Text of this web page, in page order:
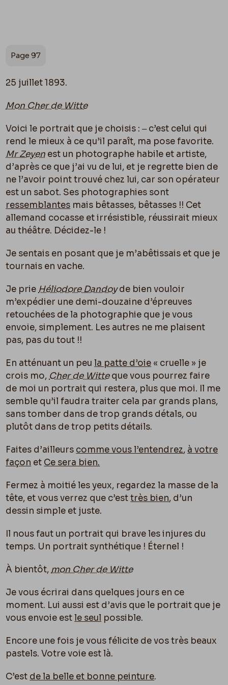
Page 97
25 juillet 1893.
Mon Cher de Witte
Voici le portrait que je choisis : ‒ c’est celui qui
rend le mieux à ce qu’il paraît, ma pose favorite.
Mr Zeyen est un photographe habile et artiste,
d’après ce que j’ai vu de lui, et je regrette bien de
ne l’avoir point trouvé chez lui, car son opérateur
est un sabot. Ses photographies sont
ressemblantes mais bêtasses, bêtasses !! Cet
allemand cocasse et irrésistible, réussirait mieux
au théâtre. Décidez-le !
Je sentais en posant que je m’abêtissais et que je
tournais en vache.
Je prie Héliodore Dandoyde bien vouloir
m’expédier une demi-douzaine d’épreuves
retouchées de la photographie que je vous
envoie, simplement. Les autres ne me plaisent
pas, pas du tout !!
En atténuant un peula patte d’oie « cruelle » je
crois mo, Cher de Witteque vous pourrez faire
de moi un portrait qui restera, plus que moi. Il me
semble qu’il faudra traiter cela par grands plans,
sans tomber dans de trop grands détals, ou
plutôt dans de trop petits détails.
Faites d’ailleurs comme vous l’entendrez, à votre
façon et Ce sera bien.
Fermez à moitié les yeux, regardez la masse de la
tête, et vous verrez que c’esttrès bien, d’un
dessin simple et juste.
Il nous faut un portrait qui brave les injures du
temps. Un portrait synthétique ! Éternel !
À bientôt, mon Cher de Witte
Je vous écrirai dans quelques jours en ce
moment. Lui aussi est d’avis que le portrait que je
vous envoie estle seul possible.
Encore une fois je vous félicite de vos très beaux
pastels. Votre voie est là.
C’est de la belle et bonne peinture.